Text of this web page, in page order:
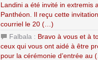
Landini a été invité in extremis
Panthéon. Il reçu cette
courriel le 20 (…)
Falbala : Bravo à vous et à
ceux qui vous ont aidé à être
pour la cérémonie d’entrée au